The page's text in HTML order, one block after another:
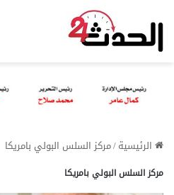
الرئيسية/مركز السلس البولي بامريكا
مركز السلس البولي بامريكا